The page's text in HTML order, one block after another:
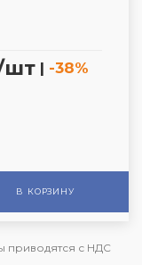
шт | -38%
В КОРЗИНУ
приводятся с НДС